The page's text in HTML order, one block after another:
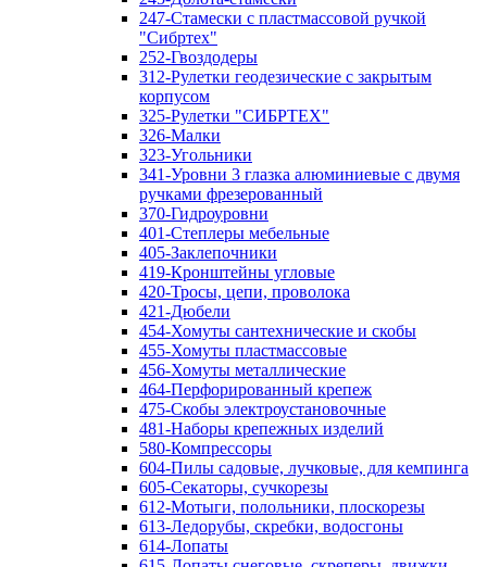
247-Стамески с пластмассовой ручкой
"Сибртех"
252-Гвоздодеры
312-Рулетки геодезические с закрытым
корпусом
325-Рулетки "СИБРТЕХ"
326-Малки
323-Угольники
341-Уровни 3 глазка алюминиевые с двумя
ручками фрезерованный
370-Гидроуровни
401-Степлеры мебельные
405-Заклепочники
419-Кронштейны угловые
420-Тросы, цепи, проволока
421-Дюбели
454-Хомуты сантехнические и скобы
455-Хомуты пластмассовые
456-Хомуты металлические
464-Перфорированный крепеж
475-Скобы электроустановочные
481-Наборы крепежных изделий
580-Компрессоры
604-Пилы садовые, лучковые, для кемпинга
605-Секаторы, сучкорезы
612-Мотыги, полольники, плоскорезы
613-Ледорубы, скребки, водосгоны
614-Лопаты